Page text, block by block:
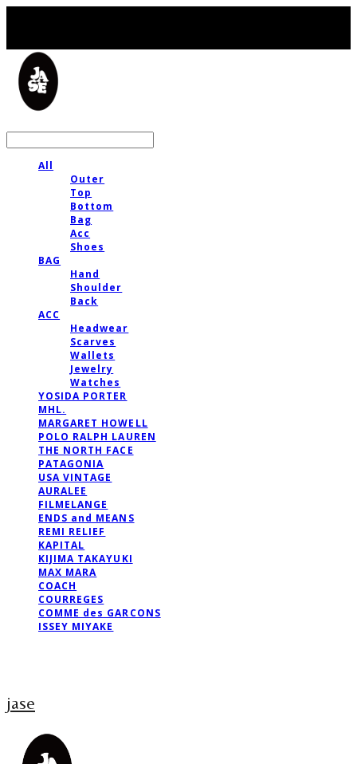
All
Outer
Top
Bottom
Bag
Acc
Shoes
BAG
Hand
Shoulder
Back
ACC
Headwear
Scarves
Wallets
Jewelry
Watches
YOSIDA PORTER
MHL.
MARGARET HOWELL
POLO RALPH LAUREN
THE NORTH FACE
PATAGONIA
USA VINTAGE
AURALEE
FILMELANGE
ENDS and MEANS
REMI RELIEF
KAPITAL
KIJIMA TAKAYUKI
MAX MARA
COACH
COURREGES
COMME des GARCONS
ISSEY MIYAKE
jase